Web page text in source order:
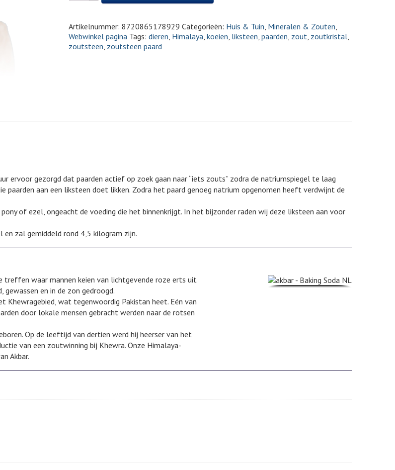
Artikelnummer: 8720865178929 Categorieën: Huis & Tuin, Mineralen & Zouten,
Webwinkel pagina Tags: dieren, Himalaya, koeien, liksteen, paarden, zout, zoutkristal,
zoutsteen, zoutsteen paard
ervoor gezorgd dat paarden actief op zoek gaan naar “iets zouts” zodra de natriumspiegel te laag
paarden aan een liksteen doet likken. Zodra het paard genoeg natrium opgenomen heeft verdwijnt de
of ezel, ongeacht de voeding die het binnenkrijgt. In het bijzonder raden wij deze liksteen aan voor
zal gemiddeld rond 4,5 kilogram zijn.
waar mannen keien van lichtgevende roze erts uit
en in de zon gedroogd.
wat tegenwoordig Pakistan heet. Eén van
door lokale mensen gebracht werden naar de rotsen
Op de leeftijd van dertien werd hij heerser van het
van een zoutwinning bij Khewra. Onze Himalaya-
Akbar.